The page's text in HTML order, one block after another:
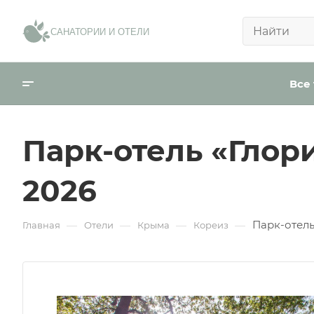
САНАТОРИИ И ОТЕЛИ
Все
Парк-отель
2026
Главная — Отели — Крыма — Кореиз — Парк-
В
Сообщение:*
Отправить
День